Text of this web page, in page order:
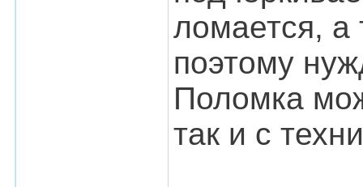
ломается, а
поэтому
Поломка
так и с